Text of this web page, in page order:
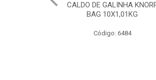
CALDO DE GALINHA KNORR
BAG 10X1,01KG
Código: 6484